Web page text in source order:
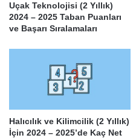
Uçak Teknolojisi (2 Yıllık)
2024 – 2025 Taban Puanları
ve Başarı Sıralamaları
Halıcılık ve Kilimcilik (2 Yıllık)
İçin 2024 – 2025’de Kaç Net